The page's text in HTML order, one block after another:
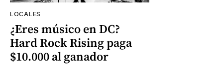
LOCALES
¿Eres músico en DC?
Hard Rock Rising paga
$10.000 al ganador